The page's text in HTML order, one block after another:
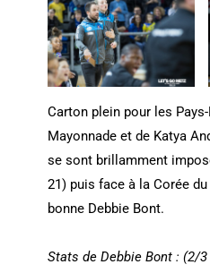
Carton plein pour les Pays-
Mayonnade et de Katya
se sont brillamment
21) puis face à la Corée
bonne Debbie Bont.
Stats de Debbie Bont : (2/